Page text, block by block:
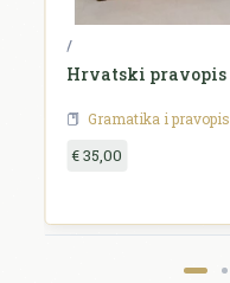
/
Hrvatski pravopis
Gramatika i pravopis
€ 35,00